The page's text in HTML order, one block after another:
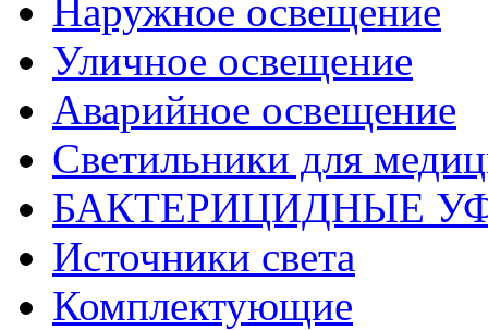
Наружное освещение
Уличное освещение
Аварийное освещение
Светильники для
БАКТЕРИЦИДНЫЕ
Источники света
Комплектующие